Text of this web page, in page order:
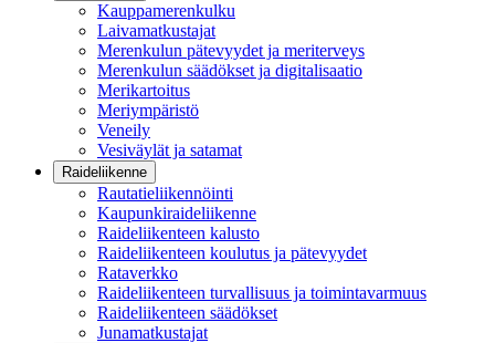
Kauppamerenkulku
Laivamatkustajat
Merenkulun pätevyydet ja meriterveys
Merenkulun säädökset ja digitalisaatio
Merikartoitus
Meriympäristö
Veneily
Vesiväylät ja satamat
Raideliikenne
Rautatieliikennöinti
Kaupunkiraideliikenne
Raideliikenteen kalusto
Raideliikenteen koulutus ja pätevyydet
Rataverkko
Raideliikenteen turvallisuus ja toimintavarmuus
Raideliikenteen säädökset
Junamatkustajat